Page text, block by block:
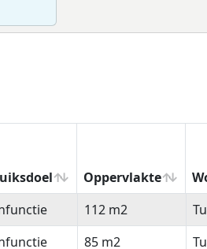
Oppervlakte
Oppervlakte
112 m2
85 m2